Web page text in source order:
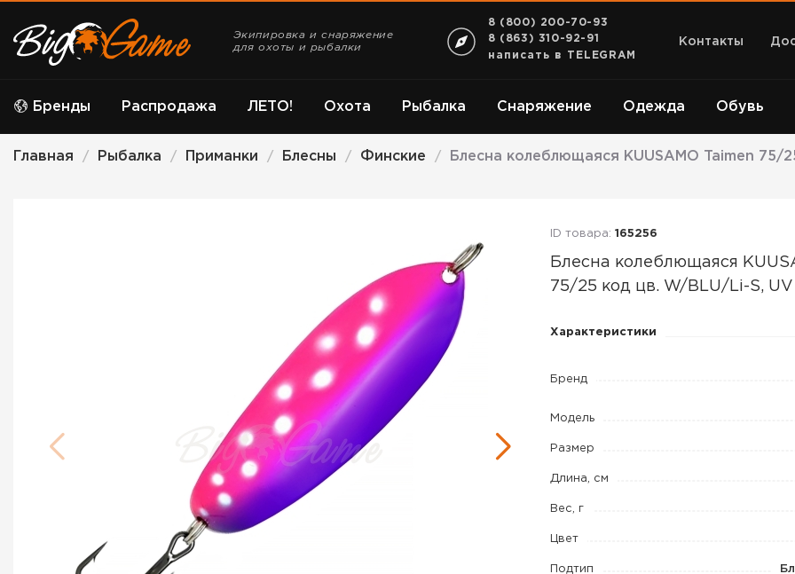
Экипировка и снаряжение
для охоты и рыбалки
8 (800) 200-70-93
8 (863) 310-92-91
написать в TELEGRAM
Контакты
Бренды ЛЕТО! Охота Рыбалка Снаряжение Одежда Обувь
Распродажа
Главная / Рыбалка / Приманки / Блесны / Финские / Блесна колеблющаяся KUUSAMO Taimen 75/
ID товара: 165256
Блесна колеблющаяся
75/25 код цв. W/BLU/Li-S, UV
Блесна
KUUSAMO
75/25
код
W/BLU/Li-
S,
UV
Характеристики
Бренд
Модель
Размер
Длина, см
Вес, г
Цвет
Подтип